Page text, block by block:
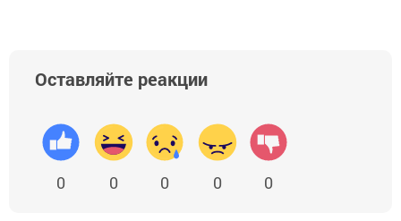
Оставляйте реакции
0 0 0 0 0